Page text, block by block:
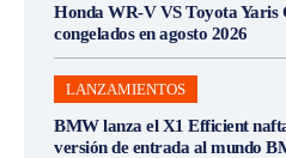
Honda WR-V VS Toyota Yaris
congelados en agosto 2026
LANZAMIENTOS
BMW lanza el X1 Efficient
versión de entrada al mundo